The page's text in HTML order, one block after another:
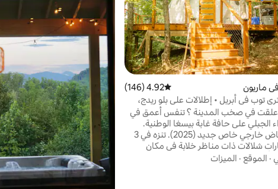
ماريون متوسط التقييم 4.92 من 5، 146 مراجعات
4.92 (146)
توب في أبريل • إطلالات على بلو ريدج،
في صخب المدينة ؟ تنفس أعمق في
الجبلي على حافة غابة بيسغا الوطنية.
مرحاض خارجي خاص جديد (2025). تنزه في 3
شلالات ذات مناظر خلابة في مكان
أو ارتشف القهوة الساخنة من سريرك
مع إطلالة على الجبال السوداء. استمتعوا
· الموقع · الميزات